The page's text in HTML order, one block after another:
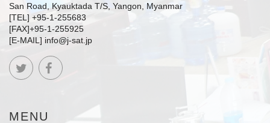
San Road, Kyauktada T/S, Yangon, Myanmar
[TEL] +95-1-255683
[FAX]+95-1-255925
[E-MAIL] info@j-sat.jp
MENU